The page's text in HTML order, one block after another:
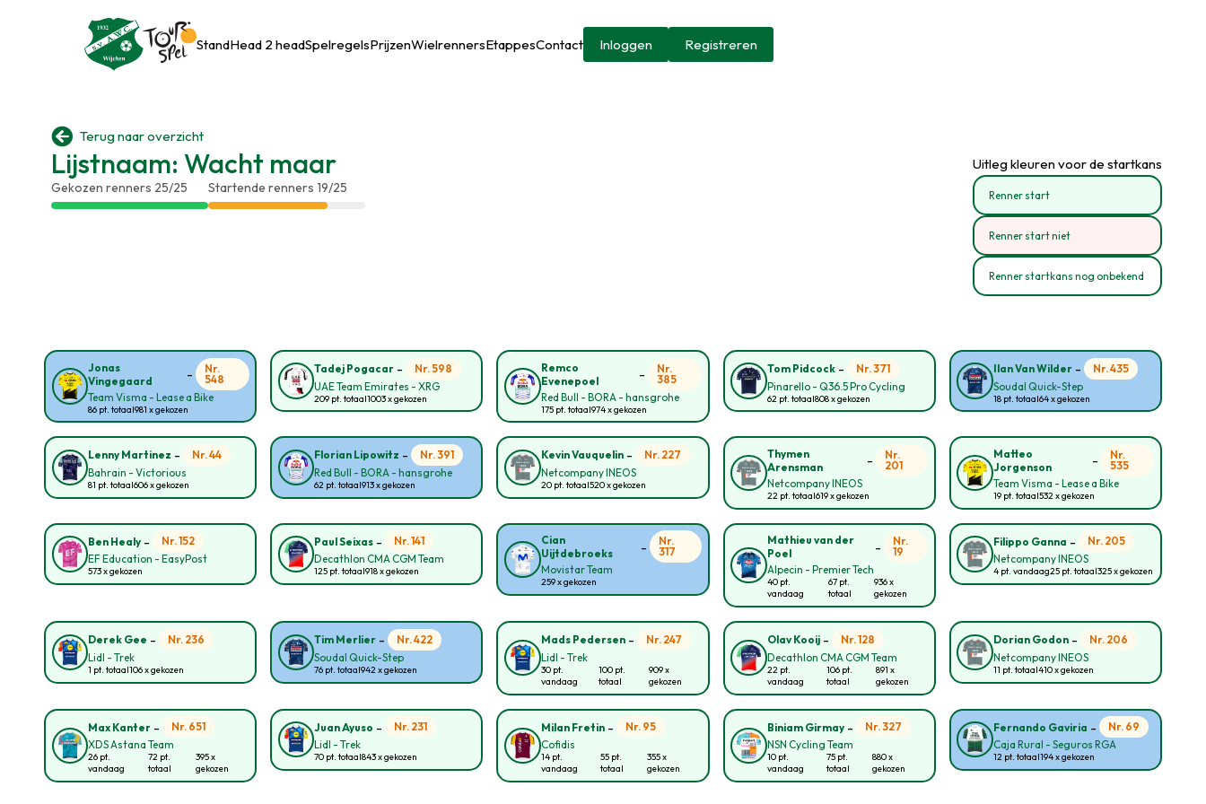
StandHead 2 headSpelregelsPrijzenWielrennersEtappesContact Inloggen Registreren
 Terug naar overzicht
Lijstnaam: Wacht maar
Gekozen renners 25/25 Startende renners 19/25
Uitleg kleuren voor de startkans
Renner start
Renner start niet
Renner startkans nog onbekend
Jonas
Vingegaard
-
Nr.
548
Team Visma - Lease a Bike
86 pt. totaal981 x gekozen
Tadej Pogacar -
Nr. 598
UAE Team Emirates - XRG
209 pt. totaal1003 x gekozen
Remco
Evenepoel
-
Nr.
385
Red Bull - BORA - hansgrohe
175 pt. totaal974 x gekozen
Tom Pidcock-
Nr. 371
Pinarello - Q36.5 Pro Cycling
62 pt. totaal808 x gekozen
Ilan Van Wilder-
Nr. 435
Soudal Quick-Step
18 pt. totaal64 x gekozen
Lenny Martinez -
Nr. 44
Bahrain - Victorious
81 pt. totaal606 x gekozen
Florian Lipowitz -
Nr. 391
Red Bull - BORA - hansgrohe
62 pt. totaal913 x gekozen
Kevin Vauquelin-
Nr. 227
Netcompany INEOS
20 pt. totaal520 x gekozen
Thymen
Arensman
-
Nr.
201
Netcompany INEOS
22 pt. totaal619 x gekozen
Matteo
Jorgenson
-
Nr.
535
Team Visma - Lease a Bike
19 pt. totaal532 x gekozen
Ben Healy -
Nr. 152
EF Education - EasyPost
573 x gekozen
Paul Seixas -
Nr. 141
Decathlon CMA CGM Team
125 pt. totaal918 x gekozen
Cian
Uijtdebroeks
-
Nr.
317
Movistar Team
259 x gekozen
Mathieu van der
Poel
-
Nr.
19
Alpecin - Premier Tech
40 pt.
vandaag
67 pt.
totaal
936 x
gekozen
Filippo Ganna -
Nr. 205
Netcompany INEOS
4 pt. vandaag25 pt. totaal325 x gekozen
Derek Gee -
Nr. 236
Lidl - Trek
1 pt. totaal106 x gekozen
Tim Merlier -
Nr. 422
Soudal Quick-Step
76 pt. totaal942 x gekozen
Mads Pedersen-
Nr. 247
Lidl - Trek
30 pt.
vandaag
100 pt.
totaal
909 x
gekozen
Olav Kooij-
Nr. 128
Decathlon CMA CGM Team
22 pt.
vandaag
106 pt.
totaal
891 x
gekozen
Dorian Godon-
Nr. 206
Netcompany INEOS
11 pt. totaal410 x gekozen
Max Kanter -
Nr. 651
XDS Astana Team
26 pt.
vandaag
72 pt.
totaal
395 x
gekozen
Juan Ayuso -
Nr. 231
Lidl - Trek
70 pt. totaal843 x gekozen
Milan Fretin-
Nr. 95
Cofidis
14 pt.
vandaag
55 pt.
totaal
355 x
gekozen
Biniam Girmay-
Nr. 327
NSN Cycling Team
10 pt.
vandaag
75 pt.
totaal
880 x
gekozen
Fernando Gaviria -
Nr. 69
Caja Rural - Seguros RGA
12 pt. totaal194 x gekozen